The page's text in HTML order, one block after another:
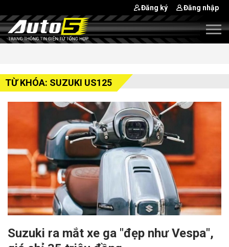
Đăng ký Đăng nhập
TỪ KHÓA: SUZUKI US125
Suzuki ra mắt xe ga "đẹp như Vespa",